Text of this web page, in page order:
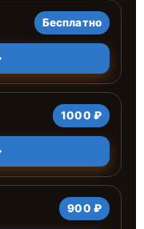
Бесплатно
1000 ₽
900 ₽